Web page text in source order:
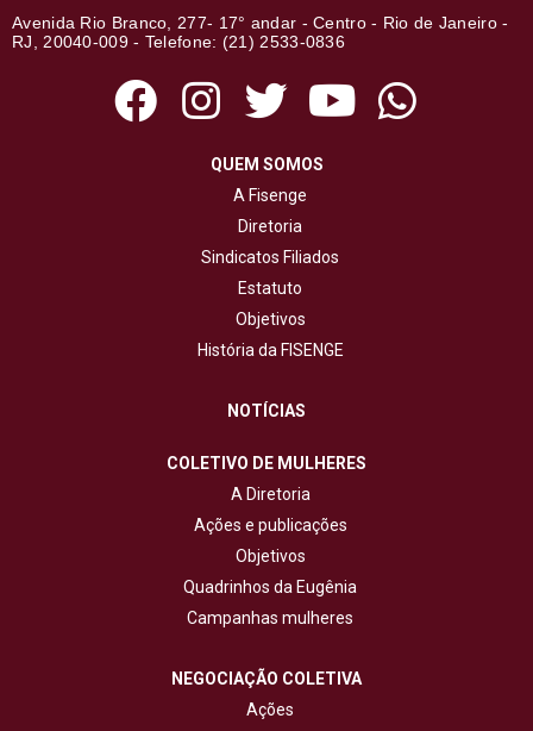
Avenida Rio Branco, 277- 17° andar - Centro - Rio de Janeiro -
RJ, 20040-009 - Telefone: (21) 2533-0836
QUEM SOMOS
A Fisenge
Diretoria
Sindicatos Filiados
Estatuto
Objetivos
História da FISENGE
NOTÍCIAS
COLETIVO DE MULHERES
A Diretoria
Ações e publicações
Objetivos
Quadrinhos da Eugênia
Campanhas mulheres
NEGOCIAÇÃO COLETIVA
Ações